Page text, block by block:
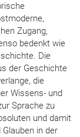
Zugang,
bedenkt wie
Die
der Geschichte
die
Wissens- und
Sprache zu
und damit
in der